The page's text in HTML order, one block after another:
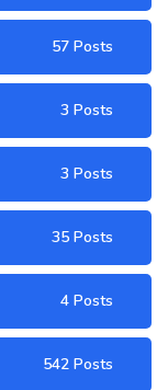
57 Posts
3 Posts
3 Posts
35 Posts
4 Posts
542 Posts